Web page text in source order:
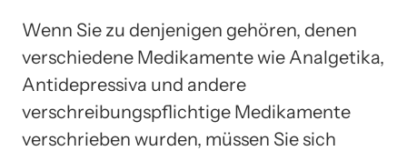
Wenn Sie zu denjenigen gehören, denen
verschiedene Medikamente wie Analgetika,
Antidepressiva und andere
verschreibungspflichtige Medikamente
verschrieben wurden, müssen Sie sich